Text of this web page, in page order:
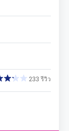
233 รีวิว